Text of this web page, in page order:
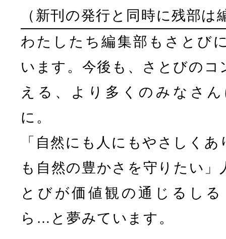
（新刊の発行と同時に残部
わたしたち編集部もさとび
います。今後も、さとびの
える、より多くのみなさ
に。
「自然にも人にもやさしく
も自然の豊かさを守りたい
とびが価値観の通じるし
ら…と夢みています。